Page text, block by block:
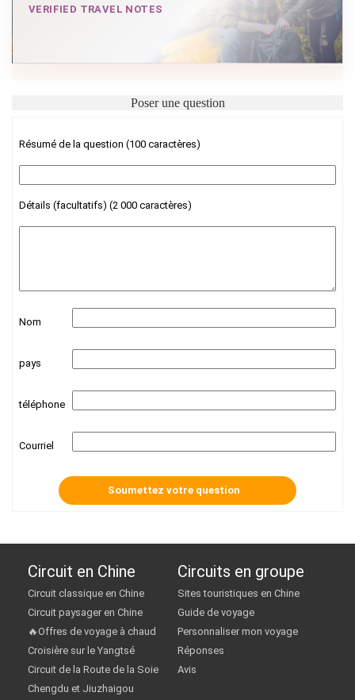
VERIFIED TRAVEL NOTES
Poser une question
Résumé de la question (100 caractères)
Détails (facultatifs) (2 000 caractères)
Nom
pays
téléphone
Courriel
Circuit en Chine
Circuit classique en Chine
Circuit paysager en Chine
🔥Offres de voyage à chaud
Croisière sur le Yangtsé
Circuit de la Route de la Soie
Chengdu et Jiuzhaigou
Circuits en groupe
Sites touristiques en Chine
Guide de voyage
Personnaliser mon voyage
Réponses
Avis